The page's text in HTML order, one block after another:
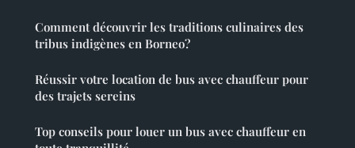
Comment découvrir les traditions culinaires des
tribus indigènes en Borneo?
Réussir votre location de bus avec chauffeur pour
des trajets sereins
Top conseils pour louer un bus avec chauffeur en